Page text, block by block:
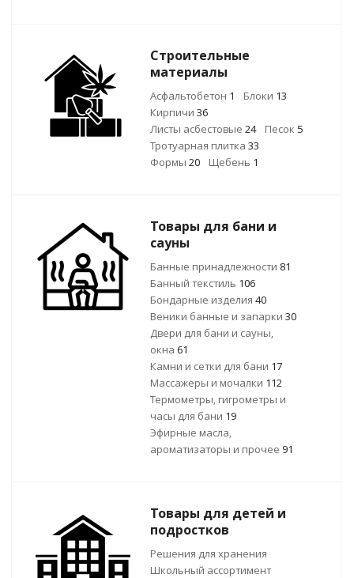
Строительные
материалы
Асфальтобетон 1 Блоки 13
Кирпичи 36
Листы асбестовые 24 Песок 5
Тротуарная плитка 33
Формы 20 Щебень 1
Товары для бани и
сауны
Банные принадлежности 81
Банный текстиль 106
Бондарные изделия 40
Веники банные и запарки 30
Двери для бани и сауны,
окна 61
Камни и сетки для бани 17
Массажеры и мочалки 112
Термометры, гигрометры и
часы для бани 19
Эфирные масла,
ароматизаторы и прочее 91
Товары для детей и
подростков
Решения для хранения
Школьный ассортимент